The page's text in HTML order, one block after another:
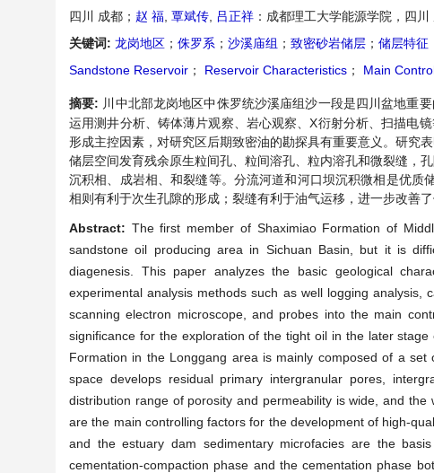
四川 成都； 赵 福 覃斌传 吕正祥 ：成都理工大学能源学院，四
关键词: 龙岗地区 ； 侏罗系 ； 沙溪庙组 ； 致密砂岩储层 ； 储层特征
Sandstone Reservoir ； Reservoir Characteristics ； Main
摘要: 川中北部龙岗地区中侏罗统沙溪庙组沙一段是四川盆地重
运用测井分析、铸体薄片观察、岩心观察、X衍射分析、扫描电
形成主控因素，对研究区后期致密油的勘探具有重要意义。研究
储层空间发育残余原生粒间孔、粒间溶孔、粒内溶孔和微裂缝，
沉积相、成岩相、和裂缝等。分流河道和河口坝沉积微相是优
相则有利于次生孔隙的形成；裂缝有利于油气运移，进一步改善
Abstract: The first member of Shaximiao Formation of
sandstone oil producing area in Sichuan Basin, but it is
diagenesis. This paper analyzes the basic geological
experimental analysis methods such as well logging analysis,
scanning electron microscope, and probes into the main
significance for the exploration of the tight oil in the later
Formation in the Longgang area is mainly composed of a
space develops residual primary intergranular pores,
distribution range of porosity and permeability is wide, and
are the main controlling factors for the development of high-
and the estuary dam sedimentary microfacies are the
cementation-compaction phase and the cementation phase